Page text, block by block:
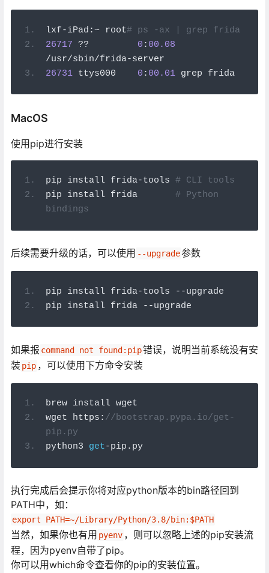
lxf-iPad :~ root# ps -ax | grep frida
26717 ?? 0 : 00.08
/usr/sbin/frida-server
26731 ttys000 0 : 00.01 grep frida
MacOS
使用pip进行安装
pip install frida-tools # CLI tools
pip install frida # Python
bindings
后续需要升级的话，可以使用 --upgrade参数
pip install frida-tools --upgrade
pip install frida
--upgrade
如果报 command not found:pip错误，说明当前系统没有安
装pip ，可以使用下方命令安装
brew install wget
wget https : //bootstrap.pypa.io/get-
pip.py
python3 get-pip . py
执行完成后会提示你将对应python版本的bin路径回到
PATH中，如：
export PATH=~/Library/Python/3.8/bin:$PATH
当然，如果你也有用 pyenv ，则可以忽略上述的pip安装流
程，因为pyenv自带了pip。
你可以用which命令查看你的pip的安装位置。